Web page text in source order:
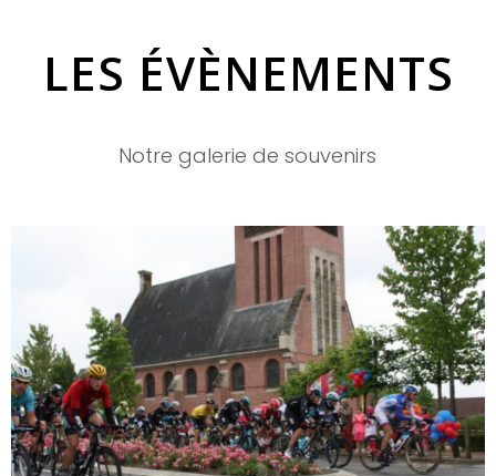
LES ÉVÈNEMENTS
Notre galerie de souvenirs